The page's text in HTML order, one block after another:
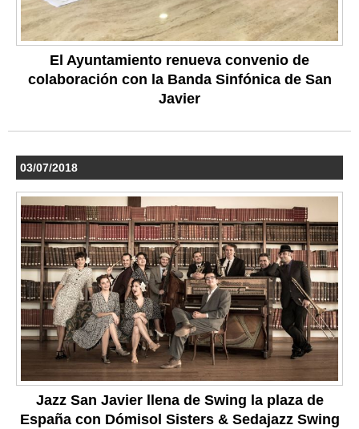
El Ayuntamiento renueva convenio de
colaboración con la Banda Sinfónica de San
Javier
03/07/2018
Jazz San Javier llena de Swing la plaza de
España con Dómisol Sisters & Sedajazz Swing